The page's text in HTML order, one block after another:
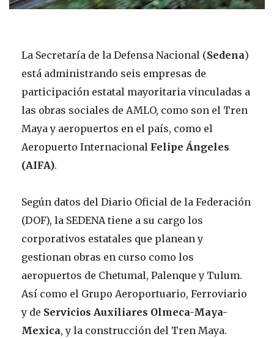
La Secretaría de la Defensa Nacional (Sedena)
está administrando seis empresas de
participación estatal mayoritaria vinculadas a
las obras sociales de AMLO, como son el Tren
Maya y aeropuertos en el país, como el
Aeropuerto Internacional Felipe Ángeles
(AIFA).
Según datos del Diario Oficial de la Federación
(DOF), la SEDENA tiene a su cargo los
corporativos estatales que planean y
gestionan obras en curso como los
aeropuertos de Chetumal, Palenque y Tulum.
Así como el Grupo Aeroportuario, Ferroviario
y de Servicios Auxiliares Olmeca-Maya-
Mexica, y la construcción del Tren Maya.